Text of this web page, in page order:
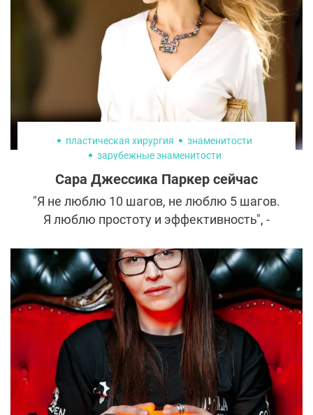
пластическая хирургия
знаменитости
зарубежные знаменитости
Сара Джессика Паркер сейчас
"Я не люблю 10 шагов, не люблю 5 шагов.
Я люблю простоту и эффективность", -